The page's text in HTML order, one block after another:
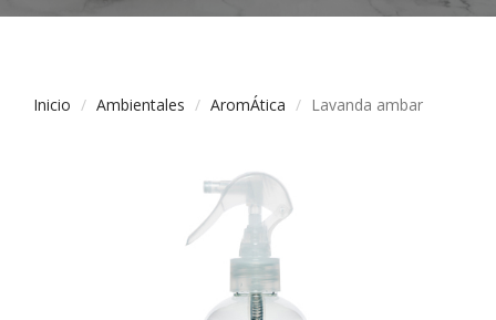
Inicio Ambientales AromÁtica Lavanda ambar